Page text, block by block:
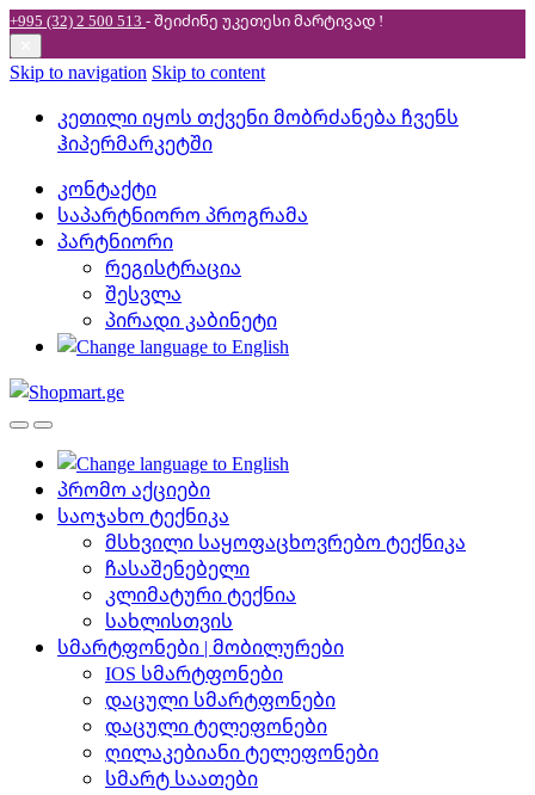
+995 (32) 2 500 513 - შეიძინე უკეთესიმარტივად !
Skip to navigation Skip to content
კეთილი იყოს თქვენი მობრძანება ჩვენს
ჰიპერმარკეტში
კონტაქტი
საპარტნიორო პროგრამა
პარტნიორი
რეგისტრაცია
შესვლა
პირადი კაბინეტი
პრომო აქციები
საოჯახო ტექნიკა
მსხვილი საყოფაცხოვრებო ტექნიკა
ჩასაშენებელი
კლიმატური ტექნია
სახლისთვის
სმარტფონები | მობილურები
IOS სმარტფონები
დაცული სმარტფონები
დაცული ტელეფონები
ღილაკებიანი ტელეფონები
სმარტ საათები